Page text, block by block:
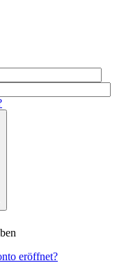
eröffnet?